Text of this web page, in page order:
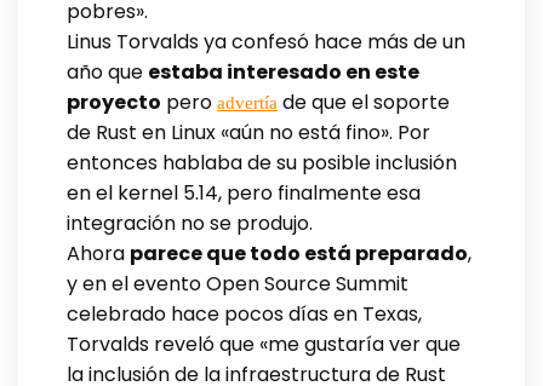
pobres».
Linus Torvalds ya confesó hace más de un
año que estaba interesado en este
proyecto pero advertía de que el soporte
de Rust en Linux «aún no está fino». Por
entonces hablaba de su posible inclusión
en el kernel 5.14, pero finalmente esa
integración no se produjo.
Ahora parece que todo está preparado,
y en el evento Open Source Summit
celebrado hace pocos días en Texas,
Torvalds reveló que «me gustaría ver que
la inclusión de la infraestructura de Rust